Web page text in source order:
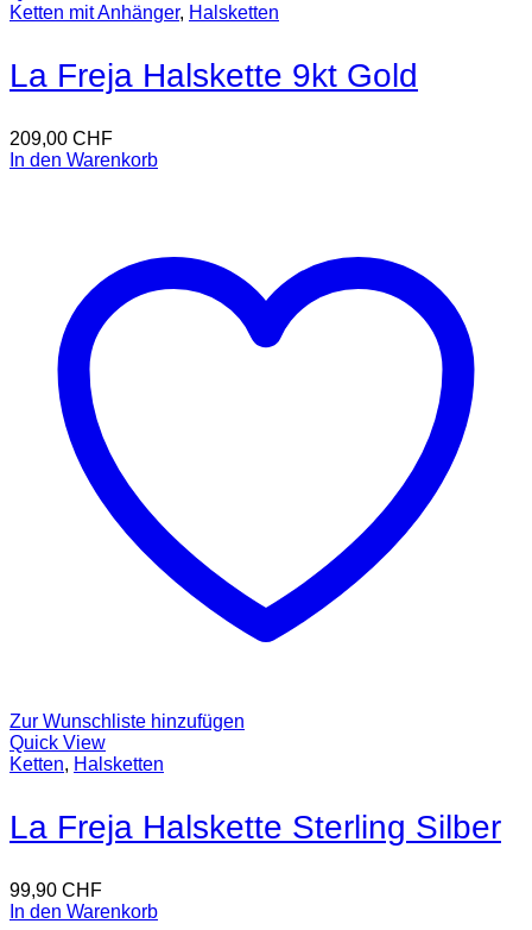
Ketten mit Anhänger, Halsketten
La Freja Halskette 9kt Gold
209,00 CHF
In den Warenkorb
Zur Wunschliste hinzufügen
Quick View
Ketten, Halsketten
La Freja Halskette Sterling Silber
99,90 CHF
In den Warenkorb